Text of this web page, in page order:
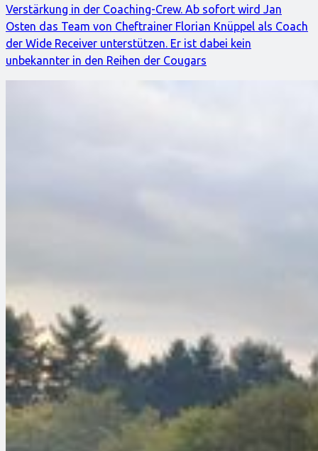
Verstärkung in der Coaching-Crew. Ab sofort wird Jan
Osten das Team von Cheftrainer Florian Knüppel als Coach
der Wide Receiver unterstützen. Er ist dabei kein
unbekannter in den Reihen der Cougars